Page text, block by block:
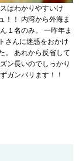
はわかりやすいけ
！！ 内湾から外海ま
１名のみ。 一昨年ま
さんに迷惑をおかけ
。 あれから反省して
ン長いのでしっかり
ガンバリます！！